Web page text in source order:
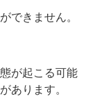
できません。
が起こる可能
あります。